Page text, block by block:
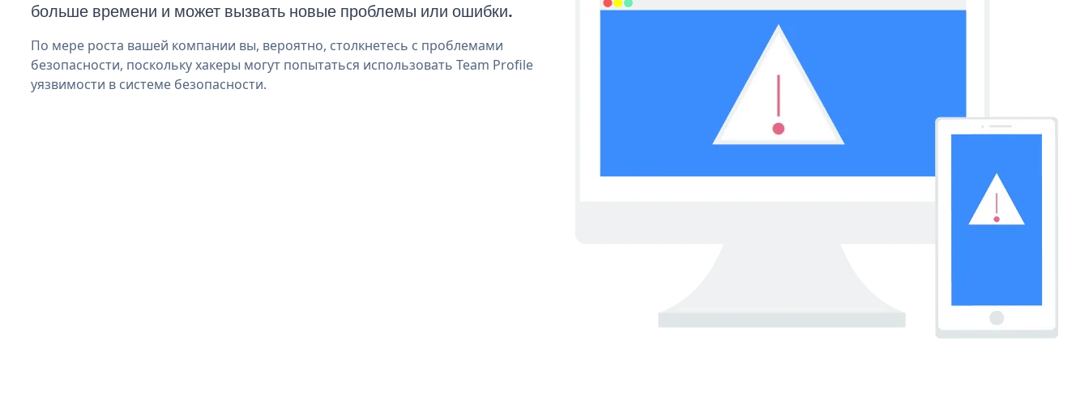
больше времени и может вызвать новые проблемы или ошибки.
По мере роста вашей компании вы, вероятно, столкнетесь с проблемами
безопасности, поскольку хакеры могут попытаться использовать Team Profile
уязвимости в системе безопасности.